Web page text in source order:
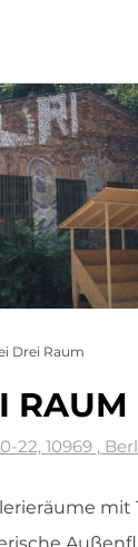
Drei Raum
RAUM
22, 10969 ,
mit